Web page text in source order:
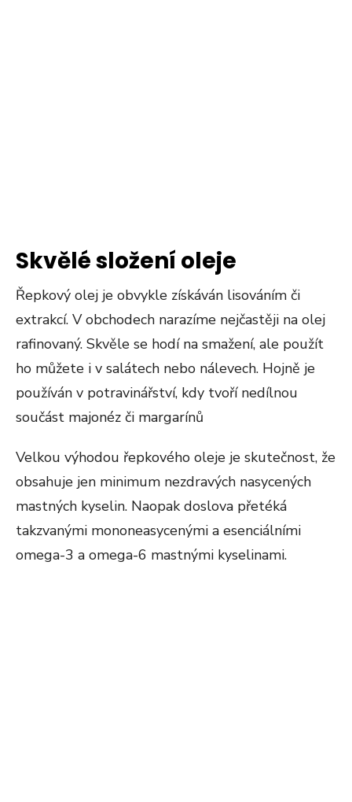
Skvělé složení oleje
Řepkový olej je obvykle získáván lisováním či
extrakcí. V obchodech narazíme nejčastěji na olej
rafinovaný. Skvěle se hodí na smažení, ale použít
ho můžete i v salátech nebo nálevech. Hojně je
používán v potravinářství, kdy tvoří nedílnou
součást majonéz či margarínů
Velkou výhodou řepkového oleje je skutečnost, že
obsahuje jen minimum nezdravých nasycených
mastných kyselin. Naopak doslova přetéká
takzvanými mononeasycenými a esenciálními
omega-3 a omega-6 mastnými kyselinami.